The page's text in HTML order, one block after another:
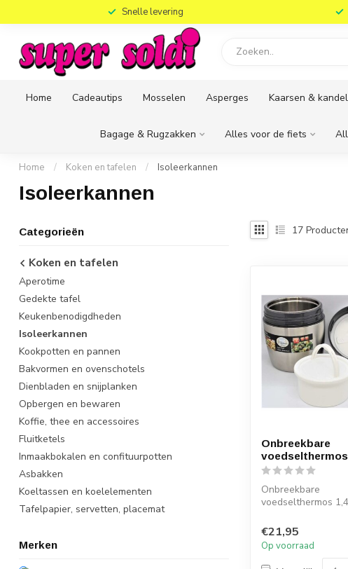
Snelle levering
Home Cadeautips Mosselen Asperges Kaarsen &
Bagage & Rugzakken Alles voor de fiets
Home / Koken en tafelen / Isoleerkannen
Isoleerkannen
Categorieën
Koken en tafelen
Aperotime
Gedekte tafel
Keukenbenodigdheden
Isoleerkannen
Kookpotten en pannen
Bakvormen en ovenschotels
Dienbladen en snijplanken
Opbergen en bewaren
Koffie, thee en accessoires
Fluitketels
Inmaakbokalen en confituurpotten
Asbakken
Koeltassen en koelelementen
Tafelpapier, servetten, placemat
Merken
17
Onbreekbare
Onbreekbare
voedselthermos
€21,95
Op voorraad